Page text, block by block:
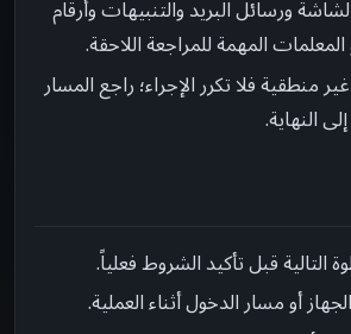
ورسائل البريد والتنبيهات وأرقام
منطقية فلا تكرر الإجراء؛ راجع المسار
النهاية.
التالية قبل تأكيد الشروط فعلياً.
أو مسار الدخول أثناء العملية.